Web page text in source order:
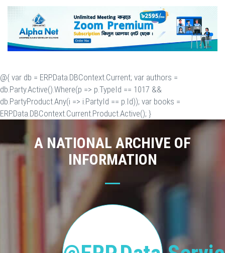
@{ var db = ERP.Data.DBContext.Current; var authors =
db.Party.Active().Where(p => p.TypeId == 1017 &&
db.PartyProduct.Any(i => i.PartyId == p.Id)); var books =
ERP.Data.DBContext.Current.Product.Active(); }
A NATIONAL ARCHIVE OF
INFORMATION